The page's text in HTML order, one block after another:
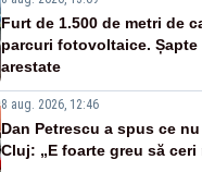
Furt de 1.500 de metri de
parcuri fotovoltaice. Șapte
arestate
8 aug. 2026, 12:46
Dan Petrescu a spus ce
Cluj: „E foarte greu să ceri